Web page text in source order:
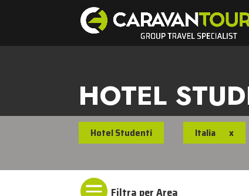
HOTEL
Hotel Studenti Italia x